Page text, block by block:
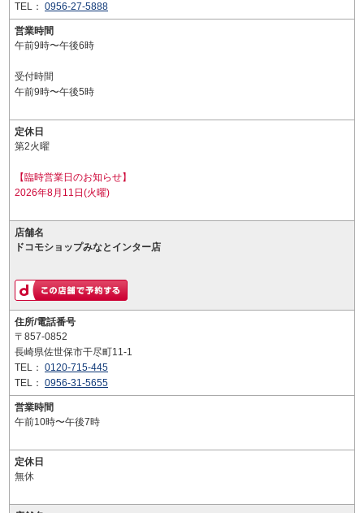
TEL： 0956-27-5888
営業時間
午前9時〜午後6時
受付時間
午前9時〜午後5時
定休日
第2火曜
【臨時営業日のお知らせ】
2026年8月11日(火曜)
店舗名
ドコモショップみなとインター店
住所/電話番号
〒857-0852
長崎県佐世保市干尽町11-1
TEL： 0120-715-445
TEL： 0956-31-5655
営業時間
午前10時〜午後7時
定休日
無休